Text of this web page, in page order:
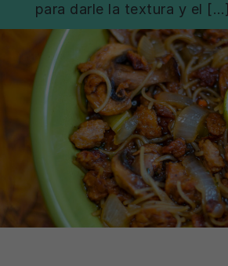
para darle la textura y el […]